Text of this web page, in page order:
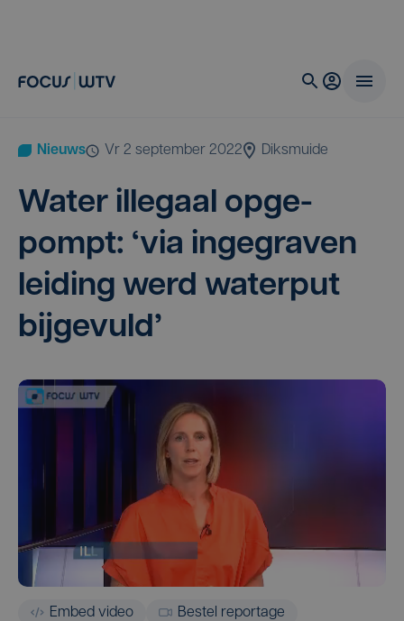
Nieuws vr 2 september 2022 Diksmuide
Water ille­gaal opge­
pompt: ‘via inge­gra­ven
lei­ding werd water­put
bijgevuld’
Embed video Bestel reportage